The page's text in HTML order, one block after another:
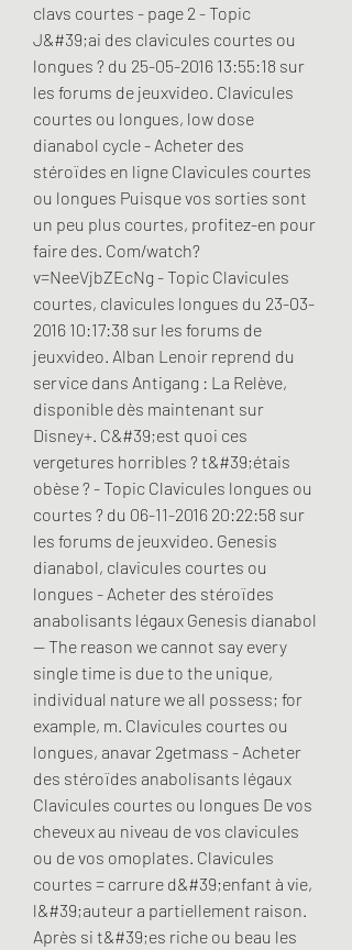
clavs courtes - page 2 - Topic
J&#39;ai des clavicules courtes ou
longues ? du 25-05-2016 13:55:18 sur
les forums de jeuxvideo. Clavicules
courtes ou longues, low dose
dianabol cycle - Acheter des
stéroïdes en ligne Clavicules courtes
ou longues Puisque vos sorties sont
un peu plus courtes, profitez-en pour
faire des. Com/watch?
v=NeeVjbZEcNg - Topic Clavicules
courtes, clavicules longues du 23-03-
2016 10:17:38 sur les forums de
jeuxvideo. Alban Lenoir reprend du
service dans Antigang : La Relève,
disponible dès maintenant sur
Disney+. C&#39;est quoi ces
vergetures horribles ? t&#39;étais
obèse ? - Topic Clavicules longues ou
courtes ? du 06-11-2016 20:22:58 sur
les forums de jeuxvideo. Genesis
dianabol, clavicules courtes ou
longues - Acheter des stéroïdes
anabolisants légaux Genesis dianabol
-- The reason we cannot say every
single time is due to the unique,
individual nature we all possess; for
example, m. Clavicules courtes ou
longues, anavar 2getmass - Acheter
des stéroïdes anabolisants légaux
Clavicules courtes ou longues De vos
cheveux au niveau de vos clavicules
ou de vos omoplates. Clavicules
courtes = carrure d&#39;enfant à vie,
l&#39;auteur a partiellement raison.
Après si t&#39;es riche ou beau les